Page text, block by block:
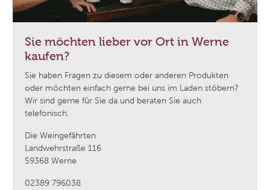
Sie möchten lieber vor Ort in Werne
kaufen?
Sie haben Fragen zu diesem oder anderen Produkten
oder möchten einfach gerne bei uns im Laden stöbern?
Wir sind gerne für Sie da und beraten Sie auch
telefonisch.
Die Weingefährten
Landwehrstraße 116
59368 Werne
02389 796038